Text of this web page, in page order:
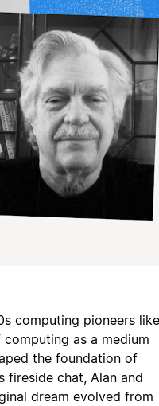
computing pioneers like
as a medium
the foundation of
fireside chat, Alan and
dream evolved from